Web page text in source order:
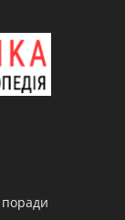
поради